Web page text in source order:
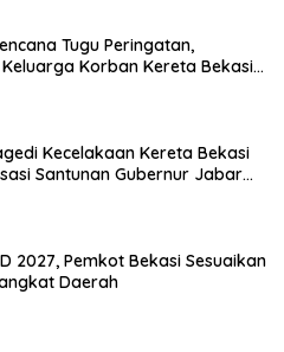
Tugu Peringatan,
Korban Kereta Bekasi
Kecelakaan Kereta Bekasi
Santunan Gubernur Jabar
2027, Pemkot Bekasi Sesuaikan
Daerah